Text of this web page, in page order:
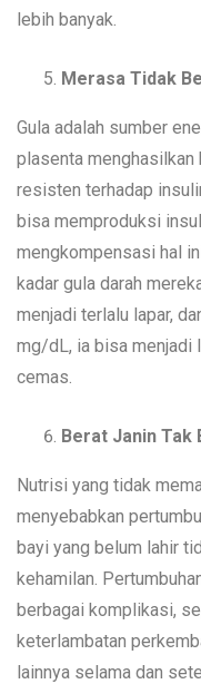
lebih banyak.
Merasa Tidak
Gula adalah sumber
plasenta menghasilkan
resisten terhadap
bisa memproduksi
mengkompensasi hal
kadar gula darah
menjadi terlalu lapar,
mg/dL, ia bisa menjadi
cemas.
Berat Janin Tak
Nutrisi yang tidak
menyebabkan
bayi yang belum lahir
kehamilan.
berbagai komplikasi,
keterlambatan
lainnya selama dan